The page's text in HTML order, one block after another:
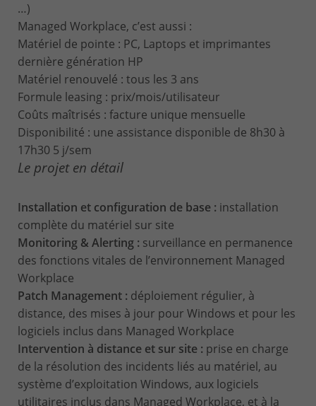
…)
Managed Workplace, c’est aussi :
Matériel de pointe : PC, Laptops et imprimantes
dernière génération HP
Matériel renouvelé : tous les 3 ans
Formule leasing : prix/mois/utilisateur
Coûts maîtrisés : facture unique mensuelle
Disponibilité : une assistance disponible de 8h30 à
17h30 5 j/sem
Le projet en détail
Installation et configuration de base : installation
complète du matériel sur site
Monitoring & Alerting : surveillance en permanence
des fonctions vitales de l’environnement Managed
Workplace
Patch Management : déploiement régulier, à
distance, des mises à jour pour Windows et pour les
logiciels inclus dans Managed Workplace
Intervention à distance et sur site : prise en charge
de la résolution des incidents liés au matériel, au
système d’exploitation Windows, aux logiciels
utilitaires inclus dans Managed Workplace, et à la